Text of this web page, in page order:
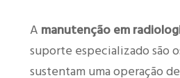
A manutenção em
suporte especializado são
sustentam uma operação